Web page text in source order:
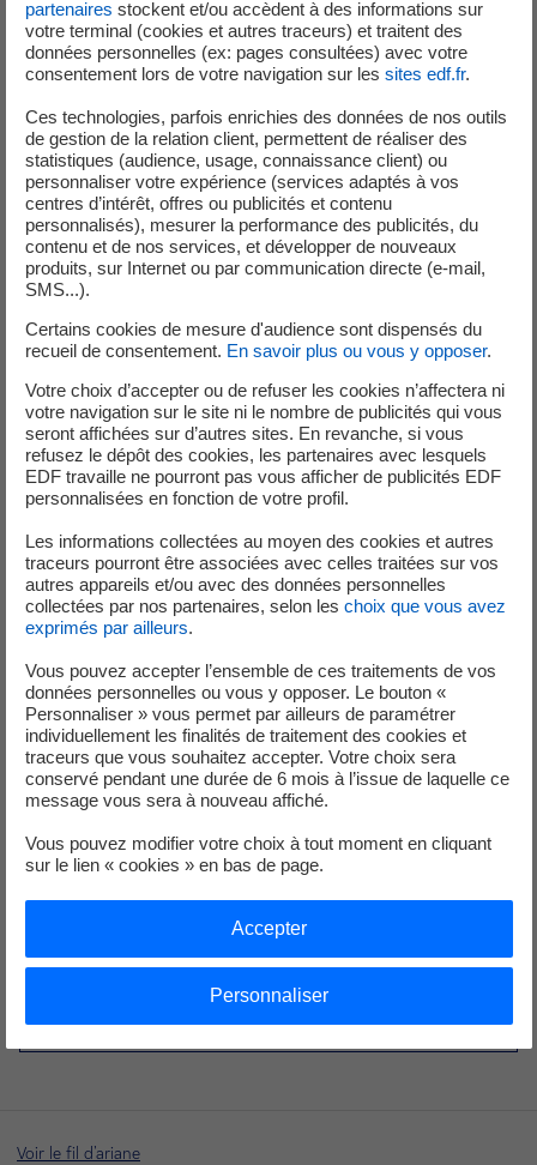
initial du projet, Taishan a également bénéficié de
l’expérience des deux projets EPR européens (Flamanville
et Olkiluoto) dont la construction avait été lancée plus tôt.
La technologie EPR, adoptée par la centrale nucléaire de
Taishan, est une technologie nucléaire de troisième
génération, fruit du travail conjoint d’EDF et Framatome.
Cette technologie a intégré le retour d’expérience et les
progrès techniques accumulés dans le monde au cours
des 40 dernières années dans le domaine des réacteurs à
eau pressurisée.
En tant que premier projet EPR au monde, Taishan illustre
Chine et apporte aux réacteurs de même technologie
dans le monde une expérience précieuse en matière de
gestion de projet et de maîtrise technologique.
*European Pressurised Reactor
Analystes et Investisseurs
+33 (0) 1 40 42 40 38
+33 (1) 40 42 46 37
service-de-presse@edf.fr
Voir le fil d'ariane
partenaires stockent et/ou accèdent à des informations sur
votre terminal (cookies et autres traceurs) et traitent des
données personnelles (ex: pages consultées) avec votre
consentement lors de votre navigation sur les sites edf.fr.
Ces technologies, parfois enrichies des données de nos outils
de gestion de la relation client, permettent de réaliser des
statistiques (audience, usage, connaissance client) ou
personnaliser votre expérience (services adaptés à vos
centres d’intérêt, offres ou publicités et contenu
personnalisés), mesurer la performance des publicités, du
contenu et de nos services, et développer de nouveaux
produits, sur Internet ou par communication directe (e-mail,
SMS...).
Certains cookies de mesure d'audience sont dispensés du
recueil de consentement. En savoir plus ou vous y opposer.
Votre choix d’accepter ou de refuser les cookies n’affectera ni
votre navigation sur le site ni le nombre de publicités qui vous
seront affichées sur d’autres sites. En revanche, si vous
refusez le dépôt des cookies, les partenaires avec lesquels
EDF travaille ne pourront pas vous afficher de publicités EDF
personnalisées en fonction de votre profil.
Les informations collectées au moyen des cookies et autres
traceurs pourront être associées avec celles traitées sur vos
autres appareils et/ou avec des données personnelles
collectées par nos partenaires, selon les choix que vous avez
exprimés par ailleurs.
Vous pouvez accepter l’ensemble de ces traitements de vos
données personnelles ou vous y opposer. Le bouton «
Personnaliser » vous permet par ailleurs de paramétrer
individuellement les finalités de traitement des cookies et
traceurs que vous souhaitez accepter. Votre choix sera
conservé pendant une durée de 6 mois à l’issue de laquelle ce
message vous sera à nouveau affiché.
Vous pouvez modifier votre choix à tout moment en cliquant
sur le lien « cookies » en bas de page.
Personnaliser
Accepter